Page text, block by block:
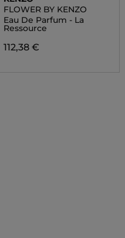
FLOWER BY KENZO
Eau De Parfum - La
Ressource
112,38 €